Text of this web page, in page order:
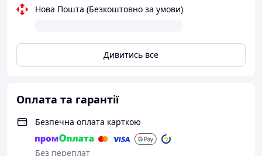
Нова Пошта (Безкоштовно за умови)
Дивитись все
Оплата та гарантії
Безпечна оплата карткою
Без переплат